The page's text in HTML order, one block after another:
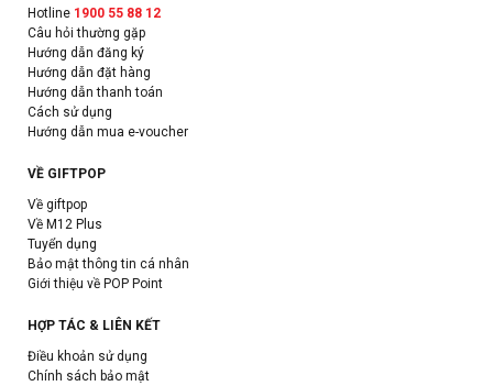
Hotline 1900 55 88 12
Câu hỏi thường gặp
Hướng dẫn đăng ký
Hướng dẫn đặt hàng
Hướng dẫn thanh toán
Cách sử dụng
Hướng dẫn mua e-voucher
VỀ GIFTPOP
Về giftpop
Về M12 Plus
Tuyển dụng
Bảo mật thông tin cá nhân
Giới thiệu về POP Point
HỢP TÁC & LIÊN KẾT
Điều khoản sử dụng
Chính sách bảo mật